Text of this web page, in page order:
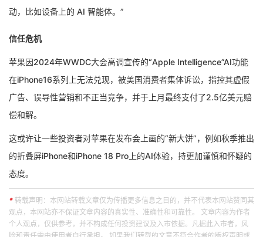
动，比如设备上的 AI 智能体。”
信任危机
苹果因2024年WWDC大会高调宣传的“Apple Intelligence”AI功能
在iPhone16系列上无法兑现，被美国消费者集体诉讼，指控其虚假
广告、误导性营销和不正当竞争，并于上月最终支付了2.5亿美元赔
偿和解。
这或许让一些投资者对苹果在发布会上画的“新大饼”，例如秋季推出
的折叠屏iPhone和iPhone 18 Pro上的AI体验，持更加谨慎和怀疑的
态度。
* 转载声明：本网站转载文章仅为传播更多信息之目的，并不代表本网站赞同其
观点，本网站亦不保证文章内容的真实性、准确性和可靠性。 文章内容为作者
个人观点，仅供参考，并不构成任何投资建议及入市依据。凡据此入市者，风